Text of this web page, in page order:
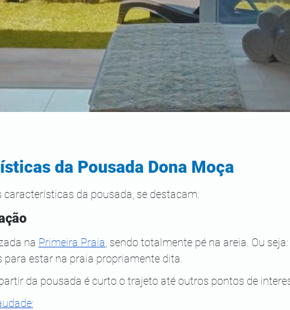
da Pousada Dona Moça
características da pousada, se destacam:
na Primeira Praia , sendo totalmente pé na areia. Ou
para estar na praia propriamente dita.
da pousada é curto o trajeto até outros pontos de
;